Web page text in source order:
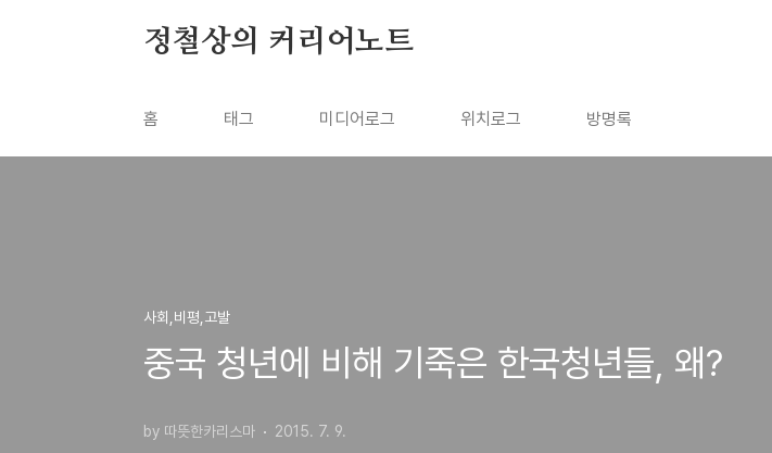
정철상의 커리어노트
홈 태그 미디어로그 위치로그 방명록
사회,비평,고발
중국 청년에 비해 기죽은 한국청년들, 왜?
by 따뜻한카리스마 2015. 7. 9.